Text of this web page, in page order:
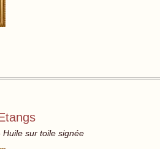
sur toile signée